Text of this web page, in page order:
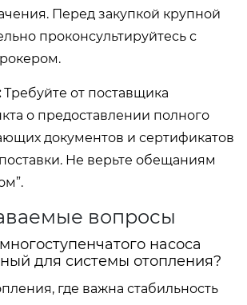
Перед закупкой крупной
проконсультируйтесь с
Требуйте от поставщика
о предоставлении полного
документов и сертификатов
Не верьте обещаниям
вопросы
насоса
для системы отопления?
где важна стабильность